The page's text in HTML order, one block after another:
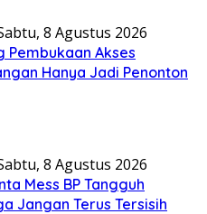
8 Agustus 2026
Pembukaan Akses
Hanya Jadi Penonton
8 Agustus 2026
Mess BP Tangguh
Jangan Terus Tersisih